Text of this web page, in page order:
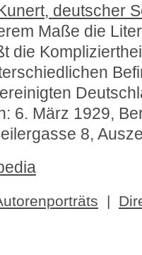
deutscher
Maße die
die
6. März 1929,
8,
|